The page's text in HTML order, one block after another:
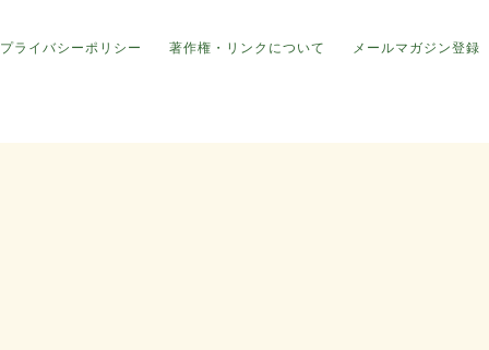
プライバシーポリシー 著作権・リンクについて メールマガジン登録